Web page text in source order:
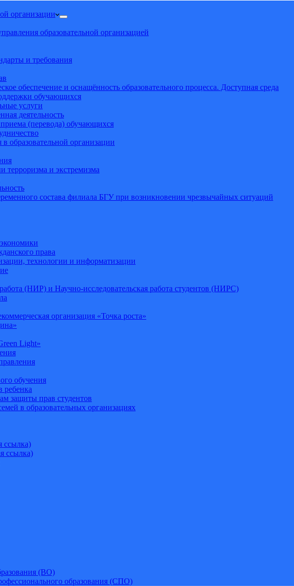
организации
образовательной организацией
и требования
обеспечение и оснащённость образовательного процесса. Доступная среда
обучающихся
услуги
деятельность
(перевода) обучающихся
образовательной организации
терроризма и экстремизма
состава филиала БГУ при возникновении чрезвычайных ситуаций
права
технологии и информатизации
(НИР) и Научно-исследовательская работа студентов (НИРС)
организация «Точка роста»
Light»
обучения
ребенка
защиты прав студентов
в образовательных организациях
ссылка)
ссылка)
(ВО)
образования (СПО)